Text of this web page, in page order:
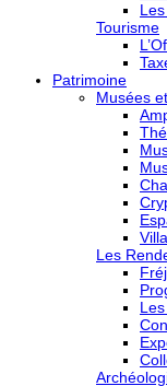
Tourisme
Patrimoine
Musées
Les